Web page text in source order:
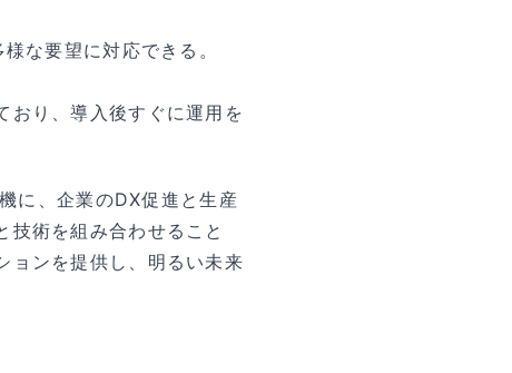
な要望に対応できる。
おり、導入後すぐに運用を
に、企業のDX促進と生産
技術を組み合わせること
ョンを提供し、明るい未来